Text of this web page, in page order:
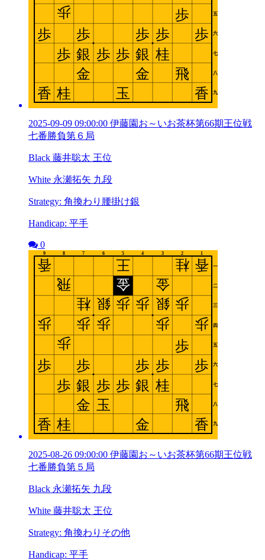
2025-09-09 09:00:00 伊藤園お～いお茶杯第66期王位戦
七番勝負第６局
Black 藤井聡太 王位
White 永瀬拓矢 九段
Strategy: 角換わり腰掛け銀
Handicap: 平手
0
2025-08-26 09:00:00 伊藤園お～いお茶杯第66期王位戦
七番勝負第５局
Black 永瀬拓矢 九段
White 藤井聡太 王位
Strategy: 角換わりその他
Handicap: 平手